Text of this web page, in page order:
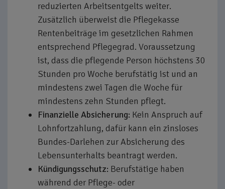
reduzierten Arbeitsentgelts weiter.
Zusätzlich überweist die Pflegekasse
Rentenbeiträge im gesetzlichen Rahmen
entsprechend Pflegegrad. Voraussetzung
ist, dass die pflegende Person höchstens 30
Stunden pro Woche berufstätig ist und an
mindestens zwei Tagen die Woche für
mindestens zehn Stunden pflegt.
Finanzielle Absicherung: Kein Anspruch auf
Lohnfortzahlung, dafür kann ein zinsloses
Bundes-Darlehen zur Absicherung des
Lebensunterhalts beantragt werden.
Kündigungsschutz: Berufstätige haben
während der Pflege- oder